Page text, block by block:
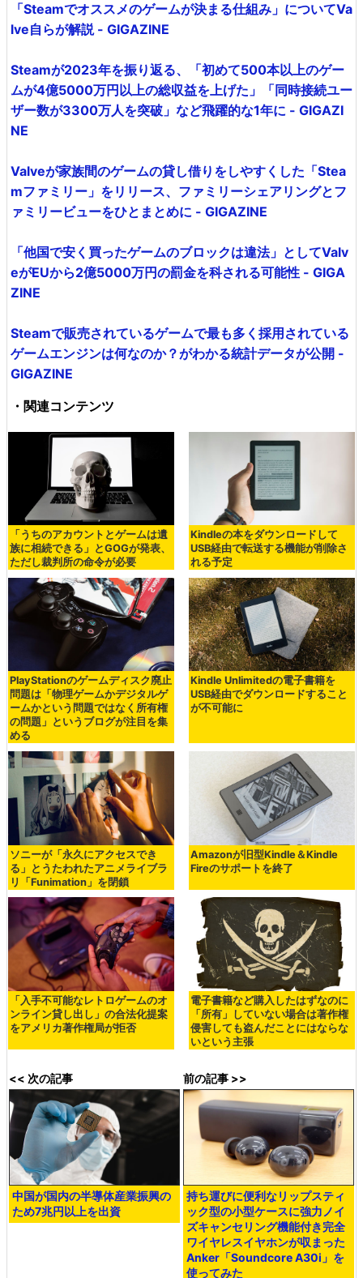
「Steamでオススメのゲームが決まる仕組み」についてVa
lve自らが解説 - GIGAZINE
Steamが2023年を振り返る、「初めて500本以上のゲー
ムが4億5000万円以上の総収益を上げた」「同時接続ユー
ザー数が3300万人を突破」など飛躍的な1年に - GIGAZI
NE
Valveが家族間のゲームの貸し借りをしやすくした「Stea
mファミリー」をリリース、ファミリーシェアリングとフ
ァミリービューをひとまとめに - GIGAZINE
「他国で安く買ったゲームのブロックは違法」としてValv
eがEUから2億5000万円の罰金を科される可能性 - GIGA
ZINE
Steamで販売されているゲームで最も多く採用されている
ゲームエンジンは何なのか？がわかる統計データが公開 -
GIGAZINE
・関連コンテンツ
「うちのアカウントとゲームは遺
族に相続できる」とGOGが発表、
ただし裁判所の命令が必要
Kindleの本をダウンロードして
USB経由で転送する機能が削除さ
れる予定
PlayStationのゲームディスク廃止
問題は「物理ゲームかデジタルゲ
ームかという問題ではなく所有権
の問題」というブログが注目を集
める
Kindle Unlimitedの電子書籍を
USB経由でダウンロードすること
が不可能に
ソニーが「永久にアクセスでき
る」とうたわれたアニメライブラ
リ「Funimation」を閉鎖
Amazonが旧型Kindle＆Kindle
Fireのサポートを終了
「入手不可能なレトロゲームのオ
ンライン貸し出し」の合法化提案
をアメリカ著作権局が拒否
電子書籍など購入したはずなのに
「所有」していない場合は著作権
侵害しても盗んだことにはならな
いという主張
<< 次の記事
中国が国内の半導体産業振興の
ため7兆円以上を出資
前の記事 >>
持ち運びに便利なリップスティ
ック型の小型ケースに強力ノイ
ズキャンセリング機能付き完全
ワイヤレスイヤホンが収まった
Anker「Soundcore A30i」を
使ってみた